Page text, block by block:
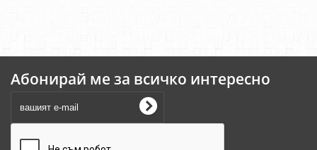
Абонирай ме за всичко интересно